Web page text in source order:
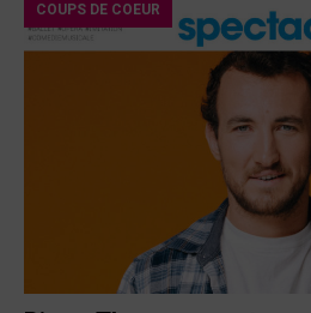
COUPS DE COEUR